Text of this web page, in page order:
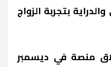
بتجربة الزواج
منصة في ديسمبر